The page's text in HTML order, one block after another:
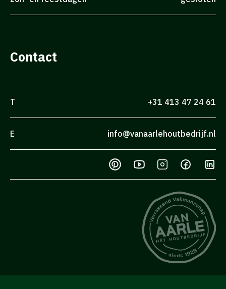
Contact
T +31 413 47 24 61
E info@vanaarlehoutbedrijf.nl